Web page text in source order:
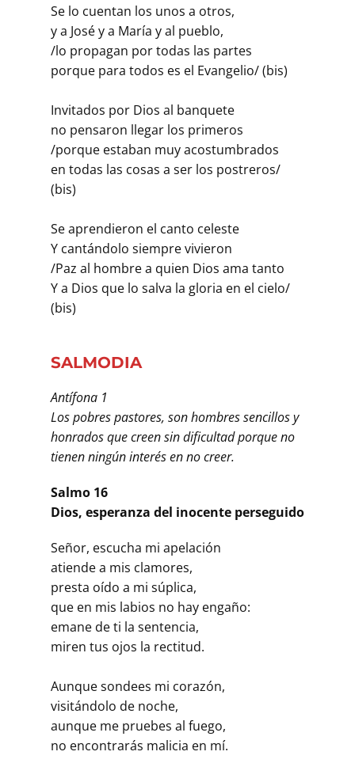
Se lo cuentan los unos a otros,
y a José y a María y al pueblo,
/lo propagan por todas las partes
porque para todos es el Evangelio/ (bis)
Invitados por Dios al banquete
no pensaron llegar los primeros
/porque estaban muy acostumbrados
en todas las cosas a ser los postreros/
(bis)
Se aprendieron el canto celeste
Y cantándolo siempre vivieron
/Paz al hombre a quien Dios ama tanto
Y a Dios que lo salva la gloria en el cielo/
(bis)
SALMODIA
Antífona 1
Los pobres pastores, son hombres sencillos y
honrados que creen sin dificultad porque no
tienen ningún interés en no creer.
Salmo 16
Dios, esperanza del inocente perseguido
Señor, escucha mi apelación
atiende a mis clamores,
presta oído a mi súplica,
que en mis labios no hay engaño:
emane de ti la sentencia,
miren tus ojos la rectitud.
Aunque sondees mi corazón,
visitándolo de noche,
aunque me pruebes al fuego,
no encontrarás malicia en mí.